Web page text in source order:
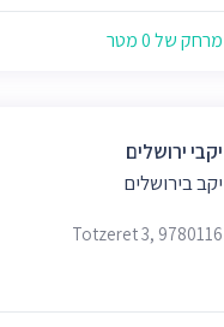
מרחק של 0 מטר
יקבי ירושלים
יקב בירושלים
Totzeret 3, 9780116